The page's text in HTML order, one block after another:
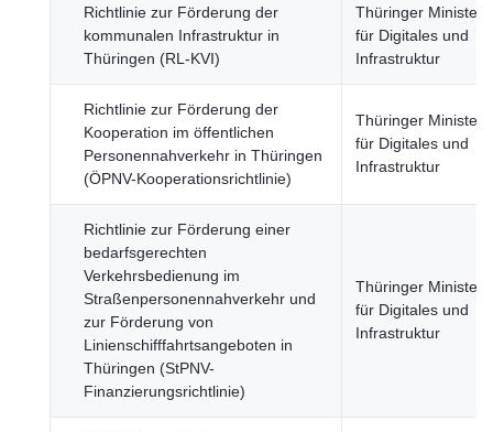
Richtlinie zur Förderung der
kommunalen Infrastruktur in
Thüringen (RL-KVI)
Thüringer
für Digitales und
Infrastruktur
Richtlinie zur Förderung der
Kooperation im öffentlichen
Personennahverkehr in Thüringen
(ÖPNV-Kooperationsrichtlinie)
Thüringer
für Digitales und
Infrastruktur
Richtlinie zur Förderung einer
bedarfsgerechten
Verkehrsbedienung im
Straßenpersonennahverkehr und
zur Förderung von
Linienschifffahrtsangeboten in
Thüringen (StPNV-
Finanzierungsrichtlinie)
Thüringer
für Digitales und
Infrastruktur